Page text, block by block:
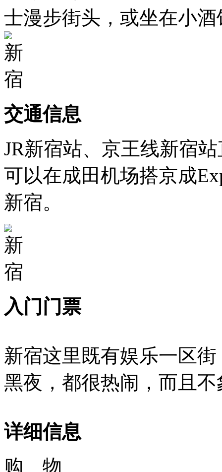
士漫步街头，或坐在小
交通信息
JR新宿站、京王线新宿
可以在成田机场搭京成
新宿。
入门门票
新宿这里既有娱乐一区
黑夜，都很热闹，而且
详细信息
购 物